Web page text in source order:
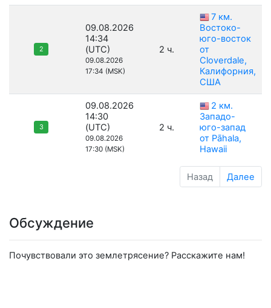
2
09.08.2026
14:34
(UTC)
09.08.2026
17:34 (MSK)
2 ч.
7 км.
Востоко-
юго-восток
от
Cloverdale,
Калифорния,
США
3
09.08.2026
14:30
(UTC)
09.08.2026
17:30 (MSK)
2 ч.
2 км.
Западо-
юго-запад
от Pāhala,
Hawaii
Назад Далее
Обсуждение
Почувствовали это землетрясение? Расскажите нам!